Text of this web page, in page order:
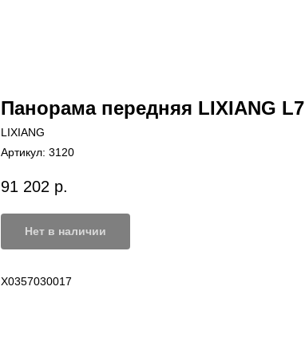
Панорама передняя LIXIANG L7
LIXIANG
Артикул: 3120
91 202 р.
Нет в наличии
X0357030017